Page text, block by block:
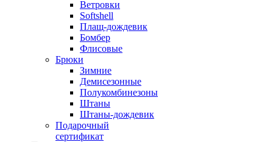
Ветровки
Softshell
Плащ-дождевик
Бомбер
Флисовые
Брюки
Зимние
Демисезонные
Полукомбинезоны
Штаны
Штаны-дождевик
Подарочный
сертификат